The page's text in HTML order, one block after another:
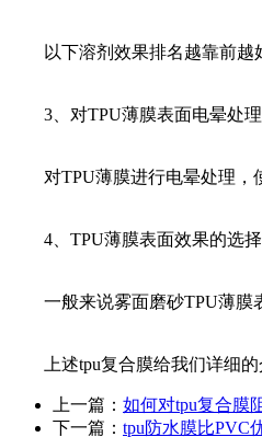
以下溶剂效果排名越靠前越好
3、对TPU薄膜表面电晕处理
对TPU薄膜进行电晕处理，使
4、TPU薄膜表面效果的选择
一般来说雾面磨砂TPU薄膜表
上述tpu复合膜给我们详细的
上一篇： 如何对tpu复合膜
下一篇： tpu防水膜比PVC